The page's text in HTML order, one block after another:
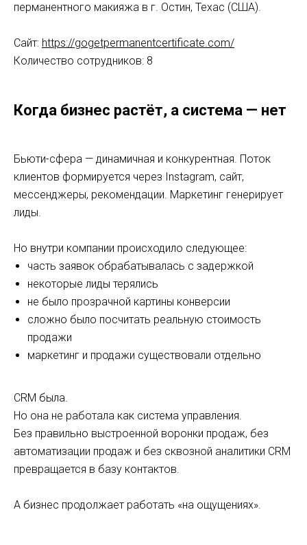
перманентного макияжа в г. Остин, Техас (США).
Сайт: https://gogetpermanentcertificate.com/
Количество сотрудников: 8
Когда бизнес растёт, а система — нет
Бьюти-сфера — динамичная и конкурентная. Поток
клиентов формируется через Instagram, сайт,
мессенджеры, рекомендации. Маркетинг генерирует
лиды.
Но внутри компании происходило следующее:
часть заявок обрабатывалась с задержкой
некоторые лиды терялись
не было прозрачной картины конверсии
сложно было посчитать реальную стоимость
продажи
маркетинг и продажи существовали отдельно
CRM была.
Но она не работала как система управления.
Без правильно выстроенной воронки продаж, без
автоматизации продаж и без сквозной аналитики CRM
превращается в базу контактов.
А бизнес продолжает работать «на ощущениях».